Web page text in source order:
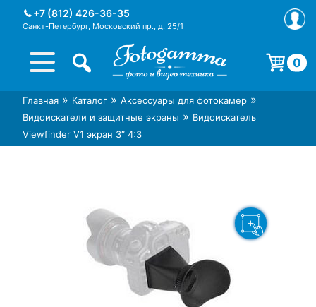
+7 (812) 426-36-35
Санкт-Петербург, Московский пр., д. 25/1
Интернет-магазин фототехники
Foto-Gamma в СПб
Магазин фотоаксессуаров foto-
gamma.ru
0
Корзина пуста.
Главная » Каталог » Аксессуары для фотокамер »
Видоискатели и защитные экраны » Видоискатель
Viewfinder V1 экран 3″ 4:3